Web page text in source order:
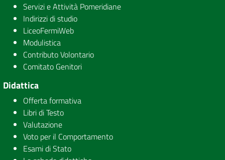
Servizi e Attività Pomeridiane
Indirizzi di studio
LiceoFermiWeb
Modulistica
Contributo Volontario
Comitato Genitori
Didattica
Offerta formativa
Libri di Testo
Valutazione
Voto per il Comportamento
Esami di Stato